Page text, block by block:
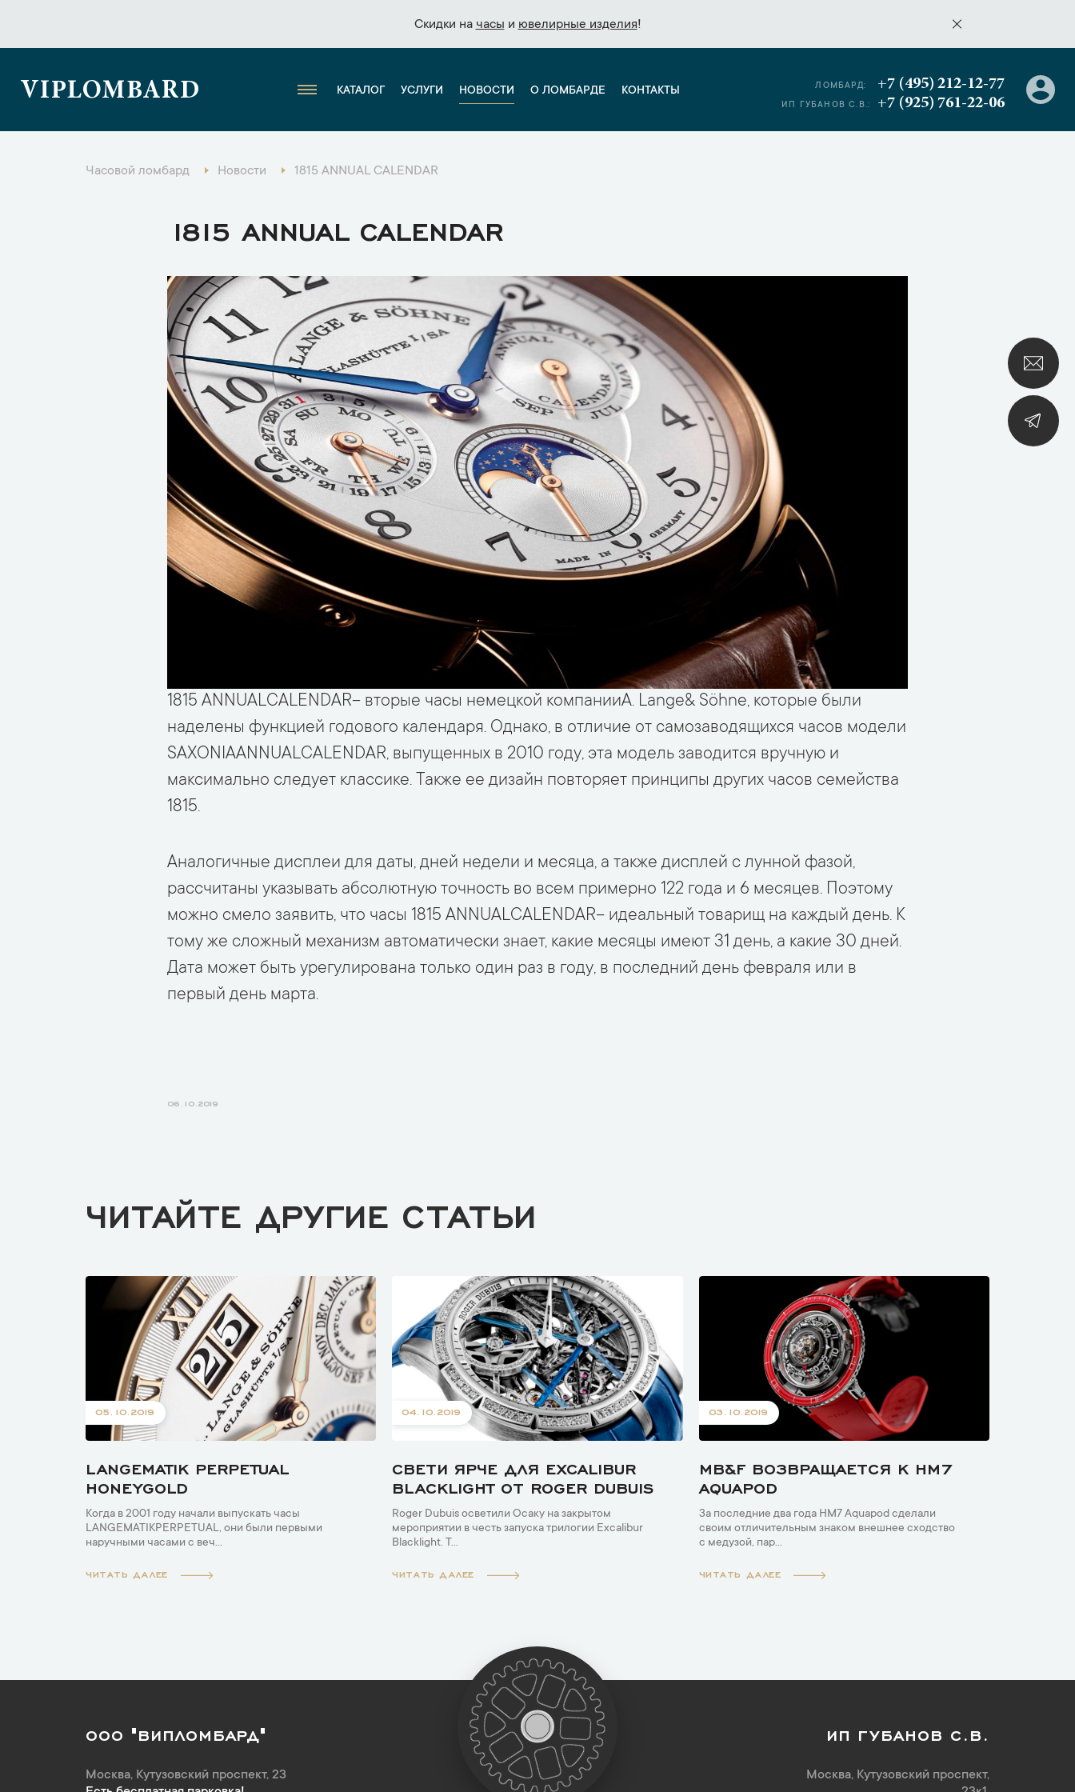
Скидки на часы и ювелирные изделия!
Скидки на часы и ювелирные изделия!
VIPLOMBARD КАТАЛОГ УСЛУГИ НОВОСТИ О ЛОМБАРДЕ КОНТАКТЫ ЛОМБАРД: +7 (495) 212-12-77
ИП ГУБАНОВ С.В.: +7 (925) 761-22-06
Часовой ломбард Новости 1815 ANNUAL CALENDAR
1815 ANNUAL CALENDAR
1815 ANNUALCALENDAR– вторые часы немецкой компанииA. Lange& Söhne, которые были
наделены функцией годового календаря. Однако, в отличие от самозаводящихся часов модели
SAXONIAANNUALCALENDAR, выпущенных в 2010 году, эта модель заводится вручную и
максимально следует классике. Также ее дизайн повторяет принципы других часов семейства
1815.
Аналогичные дисплеи для даты, дней недели и месяца, а также дисплей с лунной фазой,
рассчитаны указывать абсолютную точность во всем примерно 122 года и 6 месяцев. Поэтому
можно смело заявить, что часы 1815 ANNUALCALENDAR– идеальный товарищ на каждый день. К
тому же сложный механизм автоматически знает, какие месяцы имеют 31 день, а какие 30 дней.
Дата может быть урегулирована только один раз в году, в последний день февраля или в
первый день марта.
06.10.2019
ЧИТАЙТЕ ДРУГИЕ СТАТЬИ
05.10.2019
LANGEMATIK PERPETUAL
HONEYGOLD
Когда в 2001 году начали выпускать часы
LANGEMATIKPERPETUAL, они были первыми
наручными часами с веч...
ЧИТАТЬ ДАЛЕЕ
04.10.2019
СВЕТИ ЯРЧЕ ДЛЯ EXCALIBUR
BLACKLIGHT ОТ ROGER DUBUIS
Roger Dubuis осветили Осаку на закрытом
мероприятии в честь запуска трилогии Excalibur
Blacklight. Т...
ЧИТАТЬ ДАЛЕЕ
03.10.2019
MB&F ВОЗВРАЩАЕТСЯ К HM7
AQUAPOD
За последние два года HM7 Aquapod сделали
своим отличительным знаком внешнее сходство
с медузой, пар...
ЧИТАТЬ ДАЛЕЕ
ООО "ВИПЛОМБАРД"
Москва, Кутузовский проспект, 23
ИП ГУБАНОВ С.В.
Москва, Кутузовский проспект,